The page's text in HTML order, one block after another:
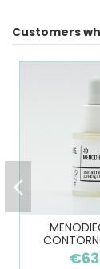
Customers